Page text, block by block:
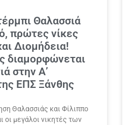
Θαλασσιά
πρώτες νίκες
Διομήδεια!
διαμορφώνεται
στην Α’
ΕΠΣ Ξάνθης
Θαλασσιάς και Φίλιππο
οι μεγάλοι νικητές των